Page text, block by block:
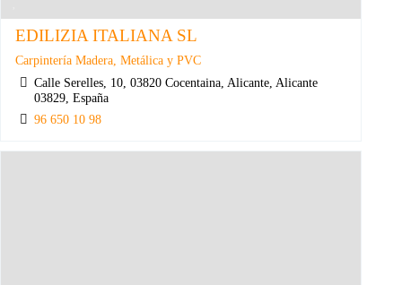
EDILIZIA ITALIANA SL
Carpintería Madera, Metálica y PVC
Calle Serelles, 10, 03820 Cocentaina, Alicante, Alicante
03829, España
96 650 10 98